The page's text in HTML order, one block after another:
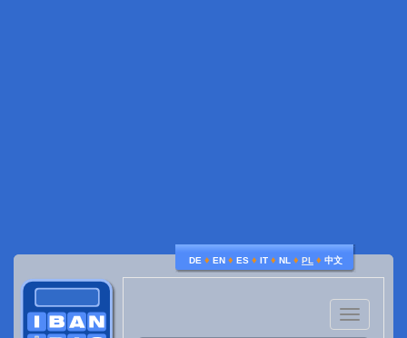
DE ♦ EN ♦ ES ♦ IT ♦ NL ♦ PL ♦ 中文
Toggle
navigation